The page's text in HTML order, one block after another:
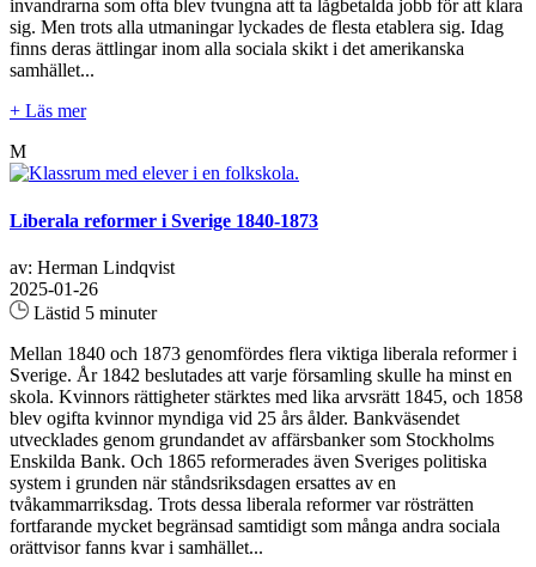
invandrarna som ofta blev tvungna att ta lågbetalda jobb för att klara
sig. Men trots alla utmaningar lyckades de flesta etablera sig. Idag
finns deras ättlingar inom alla sociala skikt i det amerikanska
samhället...
+ Läs mer
M
Liberala reformer i Sverige 1840-1873
av: Herman Lindqvist
2025-01-26
Lästid 5 minuter
Mellan 1840 och 1873 genomfördes flera viktiga liberala reformer i
Sverige. År 1842 beslutades att varje församling skulle ha minst en
skola. Kvinnors rättigheter stärktes med lika arvsrätt 1845, och 1858
blev ogifta kvinnor myndiga vid 25 års ålder. Bankväsendet
utvecklades genom grundandet av affärsbanker som Stockholms
Enskilda Bank. Och 1865 reformerades även Sveriges politiska
system i grunden när ståndsriksdagen ersattes av en
tvåkammarriksdag. Trots dessa liberala reformer var rösträtten
fortfarande mycket begränsad samtidigt som många andra sociala
orättvisor fanns kvar i samhället...